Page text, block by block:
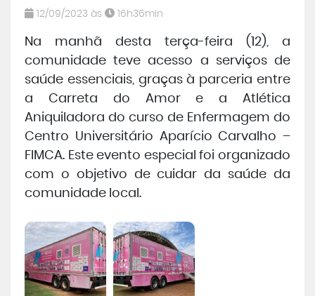
Cursos deGraduação
Cursos dePós e Extensão
Cursos deEAD
Clínicas de Atendimento
Bolsas e Benefícios
12/09/2023 às 16h36min
Na manhã desta terça-feira (12), a
comunidade teve acesso a serviços de
saúde essenciais, graças à parceria entre
a Carreta do Amor e a Atlética
Aniquiladora do curso de Enfermagem do
Centro Universitário Aparício Carvalho –
FIMCA. Este evento especial foi organizado
com o objetivo de cuidar da saúde da
comunidade local.